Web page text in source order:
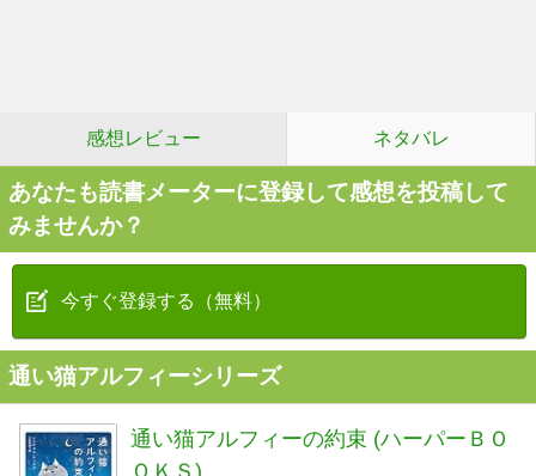
感想レビュー ネタバレ
あなたも読書メーターに登録して感想を投稿して
みませんか？
今すぐ登録する（無料）
通い猫アルフィーシリーズ
通い猫アルフィーの約束 (ハーパーＢＯ
ＯＫＳ)